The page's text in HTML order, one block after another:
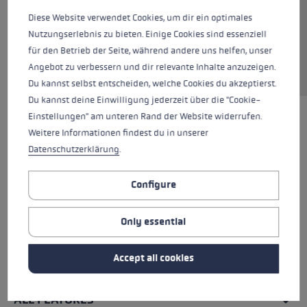
ALL FEATURES
Diese Website verwendet Cookies, um dir ein optimales
Nutzungserlebnis zu bieten. Einige Cookies sind essenziell
für den Betrieb der Seite, während andere uns helfen, unser
Angebot zu verbessern und dir relevante Inhalte anzuzeigen.
Du kannst selbst entscheiden, welche Cookies du akzeptierst.
Du kannst deine Einwilligung jederzeit über die "Cookie-
Einstellungen" am unteren Rand der Website widerrufen.
Weitere Informationen findest du in unserer
Datenschutzerklärung.
Configure
Only essential
Accept all cookies